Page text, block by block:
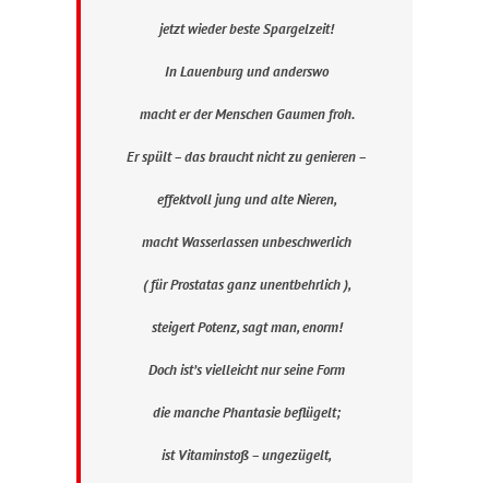
jetzt wieder beste Spargelzeit!
In Lauenburg und anderswo
macht er der Menschen Gaumen froh.
Er spült – das braucht nicht zu genieren –
effektvoll jung und alte Nieren,
macht Wasserlassen unbeschwerlich
( für Prostatas ganz unentbehrlich ),
steigert Potenz, sagt man, enorm!
Doch ist’s vielleicht nur seine Form
die manche Phantasie beflügelt;
ist Vitaminstoß – ungezügelt,